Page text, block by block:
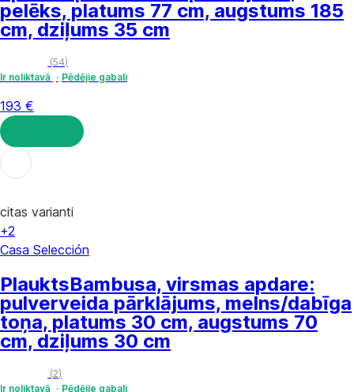
pelēks, platums 77 cm, augstums 185
cm, dziļums 35 cm
(54)
Ir noliktavā
Pēdējie gabali
193 €
LIKT GROZĀ
citas varianti
+2
Casa Selección
PlauktsBambusa, virsmas apdare:
pulverveida pārklājums, melns/dabīga
toņa, platums 30 cm, augstums 70
cm, dziļums 30 cm
(2)
Ir noliktavā
Pēdējie gabali